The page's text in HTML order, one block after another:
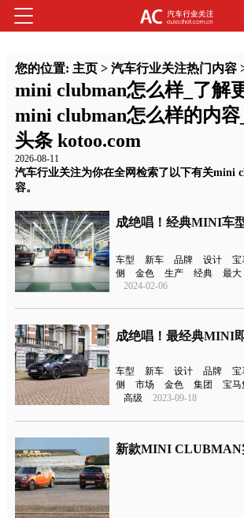
您的位置: 主页> 汽车行业关注热门内容
mini clubman怎么样_了解
mini clubman怎么样的内
头条 kotoo.com
2026-08-11
汽车行业关注为你在全网检索了以下有关mini
容。
成绝唱！经典MINI车
车型 新车 品牌 设计 宝
侧
金色 生产 经典 最大
2024-02-06
成绝唱！最经典MINI
车型 新车 设计 品牌 宝
侧
市场 金色 集团 宝马
高级
2023-09-18